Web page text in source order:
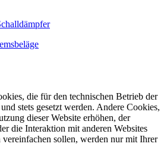
die für den technischen Betrieb der
stets gesetzt werden. Andere Cookies,
dieser Website erhöhen, der
die Interaktion mit anderen Websites
sollen, werden nur mit Ihrer